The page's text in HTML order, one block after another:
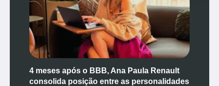
4 meses após o BBB, Ana Paula Renault
consolida posição entre as personalidades